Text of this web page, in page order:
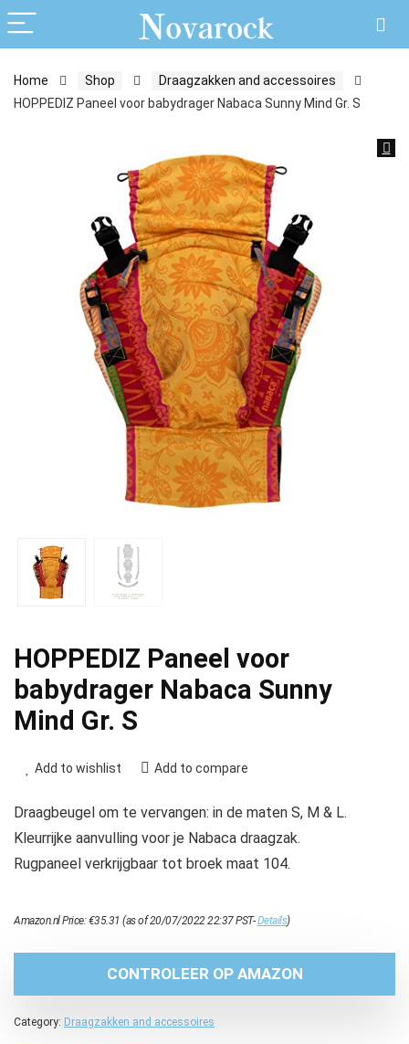
Home Shop
Draagzakken and accessoires
HOPPEDIZ Paneel voor babydrager Nabaca Sunny Mind Gr. S
HOPPEDIZ Paneel voor
babydrager Nabaca Sunny
Mind Gr. S
Add to wishlist Add to compare
Draagbeugel om te vervangen: in de maten S, M & L.
Kleurrijke aanvulling voor je Nabaca draagzak.
Rugpaneel verkrijgbaar tot broek maat 104.
Amazon.nl Price:€35.31 (as of 20/07/2022 22:37 PST-Details)
CONTROLEER OP AMAZON
Category: Draagzakken and accessoires